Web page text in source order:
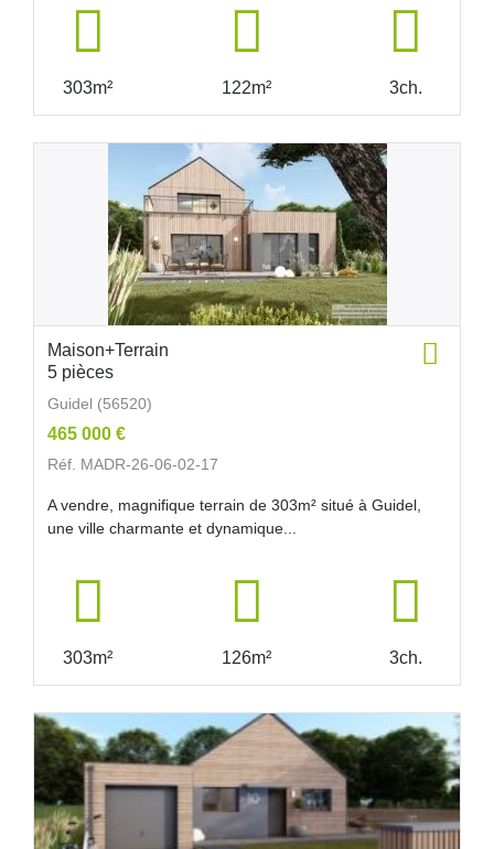
303m² 122m² 3ch.
Maison+Terrain
5 pièces
Guidel (56520)
465 000 €
Réf. MADR-26-06-02-17
A vendre, magnifique terrain de 303m² situé à Guidel,
une ville charmante et dynamique...
303m² 126m² 3ch.